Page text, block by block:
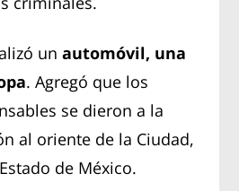
un automóvil, una
. Agregó que los
se dieron a la
al oriente de la Ciudad,
de México.